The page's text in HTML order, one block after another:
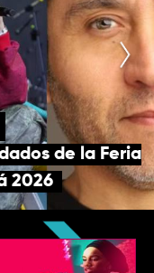
de la Feria
2026